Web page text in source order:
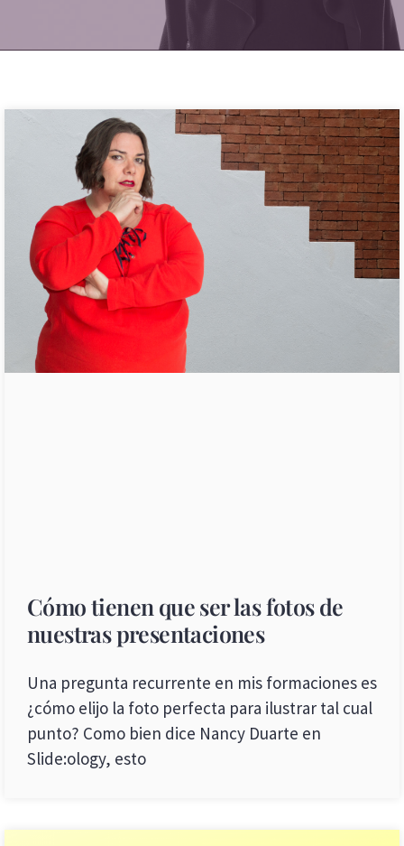
Cómo tienen que ser las fotos de
nuestras presentaciones
Una pregunta recurrente en mis formaciones es
¿cómo elijo la foto perfecta para ilustrar tal cual
punto? Como bien dice Nancy Duarte en
Slide:ology, esto